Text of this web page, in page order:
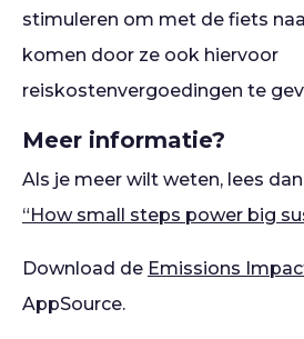
stimuleren om met de fiets
komen door ze ook hiervoor
reiskostenvergoedingen te
Meer informatie?
Als je meer wilt weten, lees
“How small steps power big
Download de Emissions
AppSource.